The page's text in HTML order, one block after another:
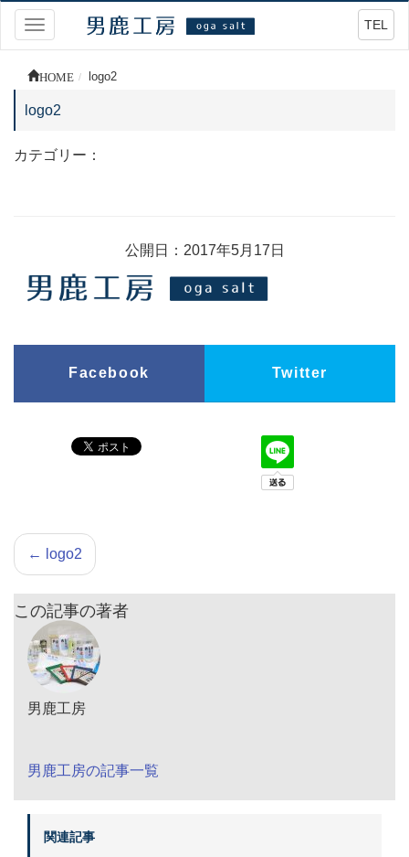
Toggle
navigation
TEL
HOME logo2
logo2
カテゴリー：
公開日：2017年5月17日
Facebook Twitter
← logo2
この記事の著者
男鹿工房
男鹿工房の記事一覧
関連記事